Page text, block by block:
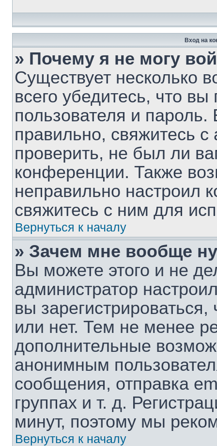
Вход на
» Почему я не могу
Существует несколько
всего убедитесь, что
пользователя и
правильно, свяжитесь
проверить, не был ли
конференции. Также
неправильно настроил
свяжитесь с ним для
Вернуться к началу
» Зачем мне вообще
Вы можете этого и не
администратор
вы
или нет. Тем не менее
дополнительные
анонимным
сообщения, отправка
группах и т. д.
минут, поэтому мы
Вернуться к началу